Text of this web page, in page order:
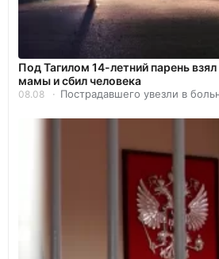
Под Тагилом 14-летний парень
мамы и сбил человека
08.08 Пострадавшего увезли в